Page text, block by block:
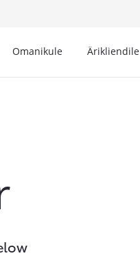
Omanikule Ärikliendile